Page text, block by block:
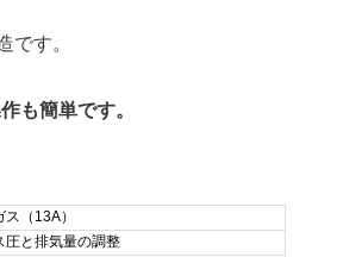
です。
も簡単です。
（13A）
と排気量の調整